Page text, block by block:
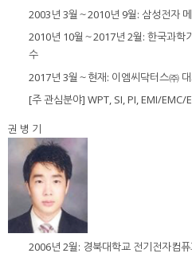
2003년 3월～2010년 9월: 삼성전자
2010년 10월～2017년 2월: 한국과학
수
2017년 3월～현재: 이엠씨닥터스㈜
[주 관심분야] WPT, SI, PI, EMI/EMC/
권 병 기
2006년 2월: 경북대학교 전기전자컴